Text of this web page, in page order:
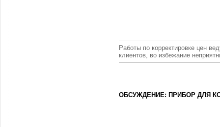
Работы по корректировке цен
клиентов, во избежание
ОБСУЖДЕНИЕ: ПРИБОР ДЛЯ